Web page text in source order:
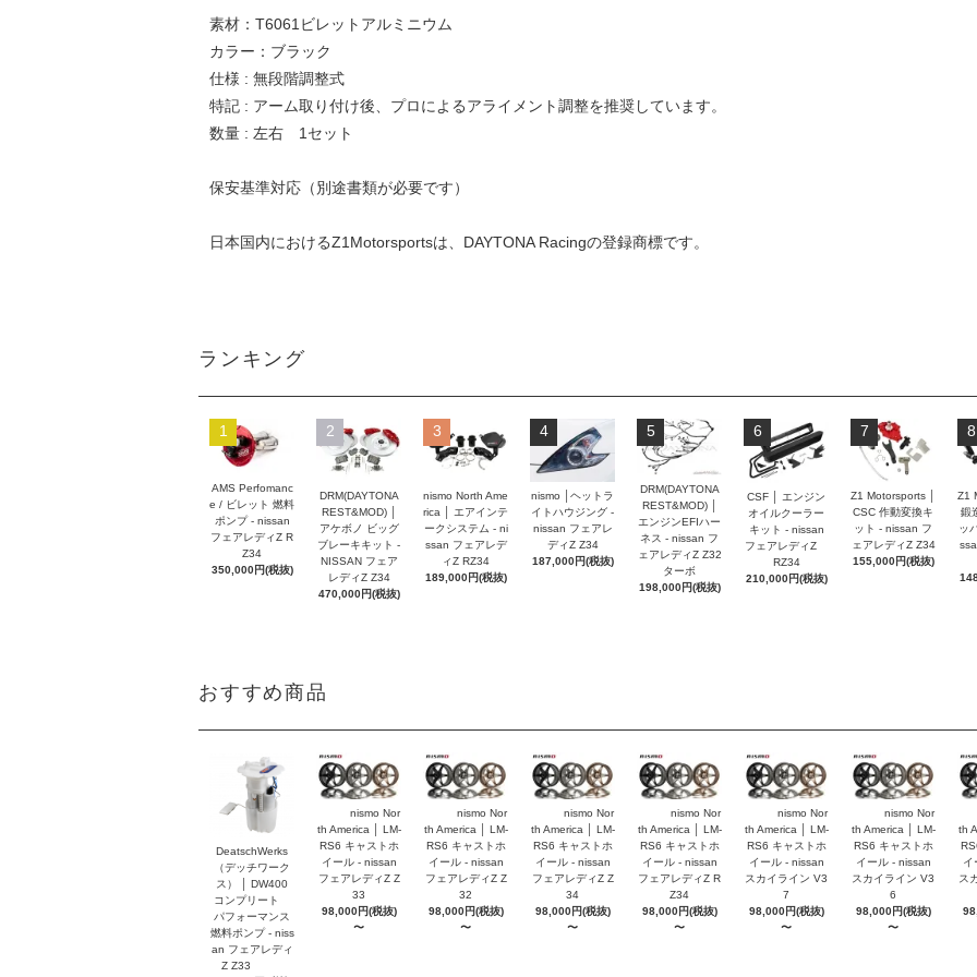
素材：T6061ビレットアルミニウム
カラー：ブラック
仕様 : 無段階調整式
特記 : アーム取り付け後、プロによるアライメント調整を推奨しています。
数量 : 左右 1セット
保安基準対応（別途書類が必要です）
日本国内におけるZ1Motorsportsは、DAYTONA Racingの登録商標です。
ランキング
1
AMS Perfomanc
e / ビレット 燃料
ポンプ - nissan
フェアレディZ R
Z34
350,000円(税抜)
2
DRM(DAYTONA
REST&MOD) │
アケボノ ビッグ
ブレーキキット -
NISSAN フェア
レディZ Z34
470,000円(税抜)
3
nismo North Ame
rica │ エアインテ
ークシステム - ni
ssan フェアレデ
ィZ RZ34
189,000円(税抜)
4
nismo │ヘットラ
イトハウジング -
nissan フェアレ
ディZ Z34
187,000円(税抜)
5
DRM(DAYTONA
REST&MOD) │
エンジンEFIハー
ネス - nissan フ
ェアレディZ Z32
ターボ
198,000円(税抜)
6
CSF │ エンジン
オイルクーラー
キット - nissan
フェアレディZ
RZ34
210,000円(税抜)
7
Z1 Motorsports │
CSC 作動変換キ
ット - nissan フ
ェアレディZ Z34
155,000円(税抜)
8
Z1
鍛
ッ
おすすめ商品
DeatschWerks
（デッチワーク
ス） │ DW400
コンプリート
パフォーマンス
燃料ポンプ - niss
an フェアレディ
Z Z33
nismo Nor
th America │ LM-
RS6 キャストホ
イール - nissan
フェアレディZ Z
33
98,000円(税抜)
〜
nismo Nor
th America │ LM-
RS6 キャストホ
イール - nissan
フェアレディZ Z
32
98,000円(税抜)
〜
nismo Nor
th America │ LM-
RS6 キャストホ
イール - nissan
フェアレディZ Z
34
98,000円(税抜)
〜
nismo Nor
th America │ LM-
RS6 キャストホ
イール - nissan
フェアレディZ R
Z34
98,000円(税抜)
〜
nismo Nor
th America │ LM-
RS6 キャストホ
イール - nissan
スカイライン V3
7
98,000円(税抜)
〜
nismo Nor
th America │ LM-
RS6 キャストホ
イール - nissan
スカイライン V3
6
98,000円(税抜)
〜
th
イ
ス